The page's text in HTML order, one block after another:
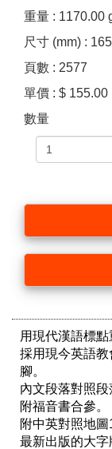
重量 : 1170.00
尺寸 (mm) :
頁數 : 2577
單價 : $ 155.00
數量
用現代漢語標點
採用現今英語
腳。
內文段落對照段
附福音書合參。
附中英對照地圖
最新出版的大